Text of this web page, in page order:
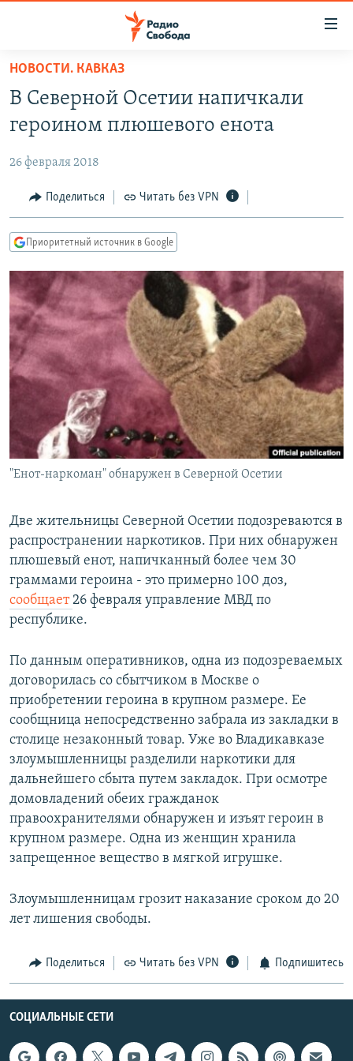
упрощенного
доступа
основному
Вернутся
главной
навигации
Вернутся
поиску
ПОДКАСТЫ
АВТОРСКИЕ ПРОЕКТЫ
ЦИТАТЫ СВОБОДЫ
МНЕНИЯ
IDEL.РЕАЛИИ
КАВКАЗ.РЕАЛИИ
СЕВЕР.РЕАЛИИ
СИБИРЬ.РЕАЛИИ
РАСПИСАНИЕ ВЕЩАНИЯ
ПОДПИШИТЕСЬ НА РАССЫЛКУ
СОЦИАЛЬНЫЕ СЕТИ
Все сайты РСЕ/РС
НОВОСТИ. КАВКАЗ
В Северной Осетии напичкали
героином плюшевого енота
26 февраля 2018
Поделиться Читать без VPN
Приоритетный источник в Google
"Енот-наркоман" обнаружен в Северной Осетии
Две жительницы Северной Осетии подозреваются в
распространении наркотиков. При них обнаружен
плюшевый енот, напичканный более чем 30
граммами героина - это примерно 100 доз,
сообщает26 февраля управление МВД по
республике.
По данным оперативников, одна из подозреваемых
договорилась со сбытчиком в Москве о
приобретении героина в крупном размере. Ее
сообщница непосредственно забрала из закладки в
столице незаконный товар. Уже во Владикавказе
злоумышленницы разделили наркотики для
дальнейшего сбыта путем закладок. При осмотре
домовладений обеих гражданок
правоохранителями обнаружен и изъят героин в
крупном размере. Одна из женщин хранила
запрещенное вещество в мягкой игрушке.
Злоумышленницам грозит наказание сроком до 20
лет лишения свободы.
Поделиться Читать без VPN Подпишитесь
СОЦИАЛЬНЫЕ СЕТИ